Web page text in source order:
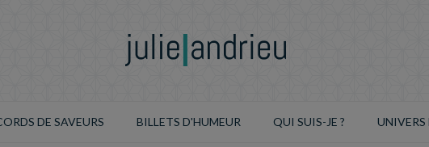
DE SAVEURS BILLETS D'HUMEUR QUI SUIS-JE ? UNIVERS